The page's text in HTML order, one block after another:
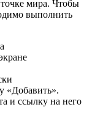
мира. Чтобы
выполнить
«Добавить».
и ссылку на него